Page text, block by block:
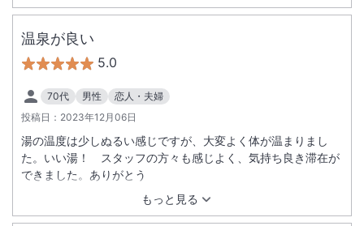
温泉が良い
5.0
70代 男性
恋人・夫婦
投稿日： 2023年12月06日
もっと見る
湯の温度は少しぬるい感じですが、大変よく体が温まりまし
た。いい湯！ スタッフの方々も感じよく、気持ち良き滞在が
できました。ありがとう